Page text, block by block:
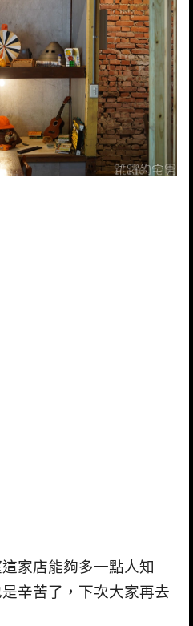
家店能夠多一點人知
辛苦了，下次大家再去